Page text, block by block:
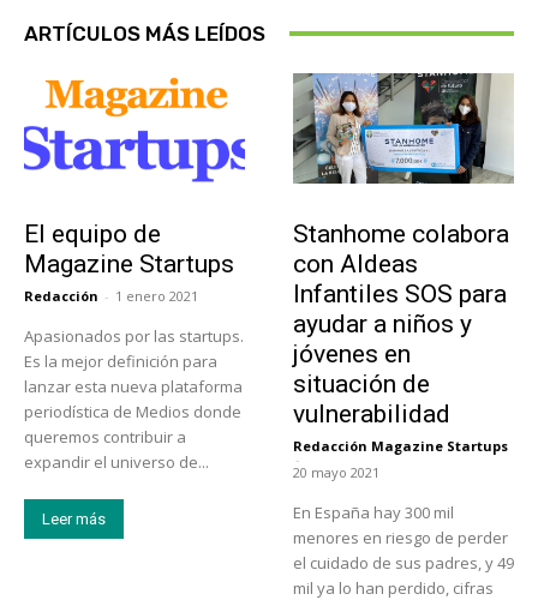
ARTÍCULOS MÁS LEÍDOS
El equipo de
Magazine Startups
Redacción - 1 enero 2021
Apasionados por las startups.
Es la mejor definición para
lanzar esta nueva plataforma
periodística de Medios donde
queremos contribuir a
expandir el universo de...
Leer más
Stanhome colabora
con Aldeas
Infantiles SOS para
ayudar a niños y
jóvenes en
situación de
vulnerabilidad
Redacción Magazine Startups
-
20 mayo 2021
En España hay 300 mil
menores en riesgo de perder
el cuidado de sus padres, y 49
mil ya lo han perdido, cifras